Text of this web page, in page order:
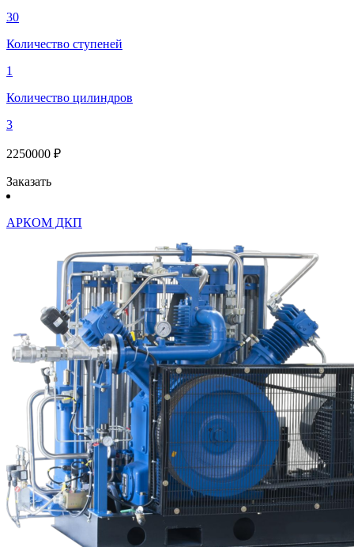
30
Количество ступеней
1
Количество цилиндров
3
2250000 ₽
Заказать
АРКОМ ДКП